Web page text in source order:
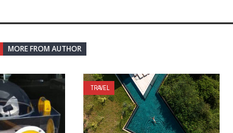
MORE FROM AUTHOR
TRAVEL